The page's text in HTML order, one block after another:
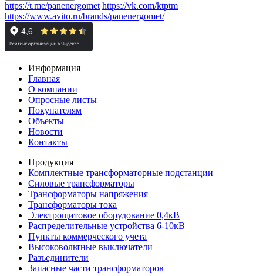
https://t.me/panenergomet https://vk.com/ktptm
https://www.avito.ru/brands/panenergomet/
Информация
Главная
О компании
Опросные листы
Покупателям
Объекты
Новости
Контакты
Продукция
Комплектные трансформаторные подстанции
Силовые трансформаторы
Трансформаторы напряжения
Трансформаторы тока
Электрощитовое оборудование 0,4кВ
Распределительные устройства 6-10кВ
Пункты коммерческого учета
Высоковольтные выключатели
Разъединители
Запасные части трансформаторов